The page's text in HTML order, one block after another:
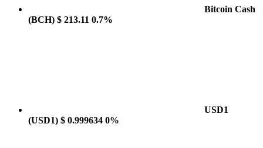
Bitcoin Cash
(BCH) $ 213.11 0.7%
USD1
(USD1) $ 0.999634 0%